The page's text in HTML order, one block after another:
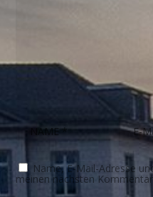
Name, E-Mail-Adresse
meinen nächsten